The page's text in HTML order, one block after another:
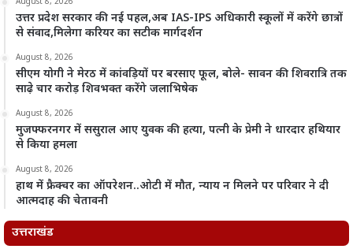
उत्तर प्रदेश सरकार की नई पहल,अब IAS-IPS अधिकारी स्कूलों में करेंगे छात्रों
से संवाद,मिलेगा करियर का सटीक मार्गदर्शन
August 8, 2026
सीएम योगी ने मेरठ में कांवड़ियों पर बरसाए फूल, बोले- सावन की शिवरात्रि तक
साढ़े चार करोड़ शिवभक्त करेंगे जलाभिषेक
August 8, 2026
मुजफ्फरनगर में ससुराल आए युवक की हत्या, पत्नी के प्रेमी ने धारदार हथियार
से किया हमला
August 8, 2026
हाथ में फ्रैक्चर का ऑपरेशन..ओटी में मौत, न्याय न मिलने पर परिवार ने दी
आत्मदाह की चेतावनी
उत्तराखंड